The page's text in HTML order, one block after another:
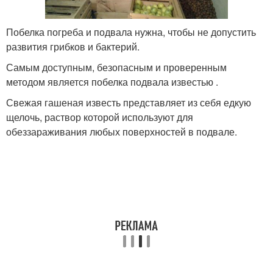
Побелка погреба и подвала нужна, чтобы не допустить
развития грибков и бактерий.
Самым доступным, безопасным и проверенным
методом является побелка подвала известью .
Свежая гашеная известь представляет из себя едкую
щелочь, раствор которой используют для
обеззараживания любых поверхностей в подвале.